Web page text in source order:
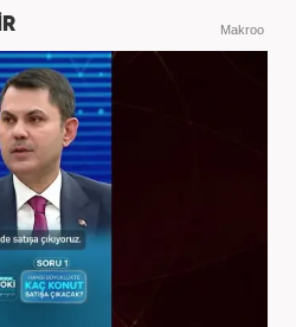
Makroo